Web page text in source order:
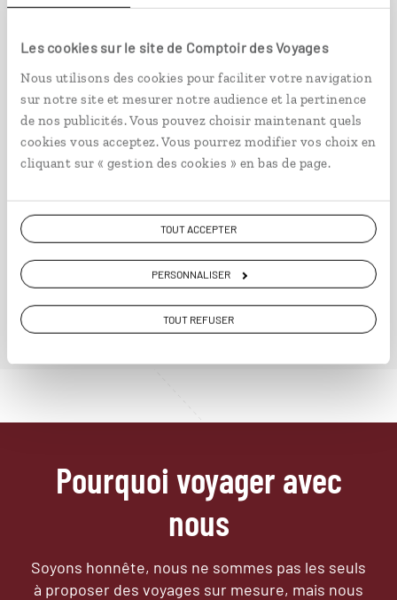
Les cookies sur le site de Comptoir des Voyages
Nous utilisons des cookies pour faciliter votre navigation
sur notre site et mesurer notre audience et la pertinence
de nos publicités. Vous pouvez choisir maintenant quels
cookies vous acceptez. Vous pourrez modifier vos choix en
cliquant sur « gestion des cookies » en bas de page.
TOUT ACCEPTER
PERSONNALISER
TOUT REFUSER
Pékin et Shanghai, duo
intemporel
Séjour combiné à Pékin et Shanghai, deux
métropoles contrastées.
11 jours / 8 nuits
à partir de 2200€
VOIR NOS 6 IDÉES DE VOYAGE EN CHINE DU NORD
Pourquoi voyager avec
nous
Soyons honnête, nous ne sommes pas les seuls
à proposer des voyages sur mesure, mais nous